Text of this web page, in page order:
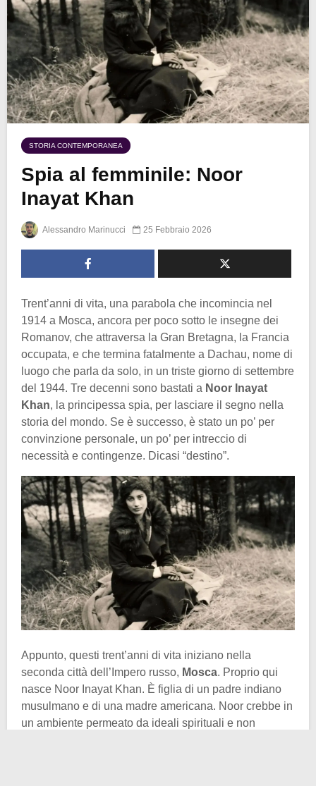
STORIA CONTEMPORANEA
Spia al femminile: Noor
Inayat Khan
Alessandro Marinucci 25 Febbraio 2026
Trent’anni di vita, una parabola che incomincia nel
1914 a Mosca, ancora per poco sotto le insegne dei
Romanov, che attraversa la Gran Bretagna, la Francia
occupata, e che termina fatalmente a Dachau, nome di
luogo che parla da solo, in un triste giorno di settembre
del 1944. Tre decenni sono bastati a Noor Inayat
Khan, la principessa spia, per lasciare il segno nella
storia del mondo. Se è successo, è stato un po’ per
convinzione personale, un po’ per intreccio di
necessità e contingenze. Dicasi “destino”.
Appunto, questi trent’anni di vita iniziano nella
seconda città dell’Impero russo, Mosca. Proprio qui
nasce Noor Inayat Khan. È figlia di un padre indiano
musulmano e di una madre americana. Noor crebbe in
un ambiente permeato da ideali spirituali e non